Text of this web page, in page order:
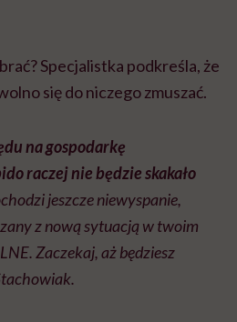
Specjalistka podkreśla, że
się do niczego zmuszać.
na gospodarkę
raczej nie będzie skakało
jeszcze niewyspanie,
z nową sytuacją w twoim
Zaczekaj, aż będziesz